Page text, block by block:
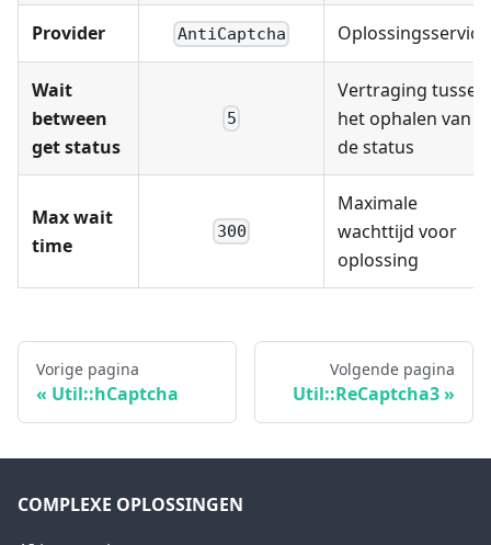
Provider AntiCaptcha Oplossingsservice
Wait
between
get status
5
Vertraging tussen
het ophalen van
de status
Max wait
time
300
Maximale
wachttijd voor
oplossing
Vorige pagina
Util::hCaptcha
Volgende pagina
Util::ReCaptcha3
COMPLEXE OPLOSSINGEN